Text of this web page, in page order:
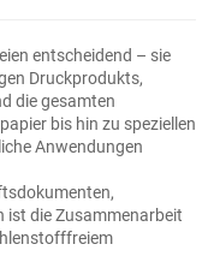
entscheidend – sie
Druckprodukts,
die gesamten
bis hin zu speziellen
Anwendungen
ist die Zusammenarbeit